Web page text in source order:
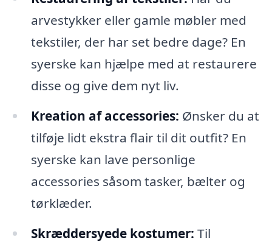
arvestykker eller gamle møbler med
tekstiler, der har set bedre dage? En
syerske kan hjælpe med at restaurere
disse og give dem nyt liv.
Kreation af accessories: Ønsker du at
tilføje lidt ekstra flair til dit outfit? En
syerske kan lave personlige
accessories såsom tasker, bælter og
tørklæder.
Skræddersyede kostumer: Til